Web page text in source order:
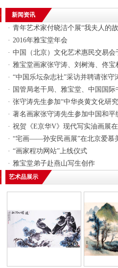
新闻资讯
· 青年艺术家付晓洁个展“我夫人的
· 2016年雅宝堂年会
· 中国（北京）文化艺术惠民交易会
· 雅宝堂画家张守涛、刘树海、佟
· “中国乐坛杂志社”采访并聘请张
·
国管局老干局、雅宝堂、中国国
· 张守涛先生参加“中华炎黄文化研
· 著名画家张守涛先生参加中国和
· 祝贺《E京华V》现代写实油画展
· “宅画——孙安民画展”在北京爱慕
· “画家程功网站”上线仪式
· 雅宝堂弟子赴燕山写生创作
艺术品展示